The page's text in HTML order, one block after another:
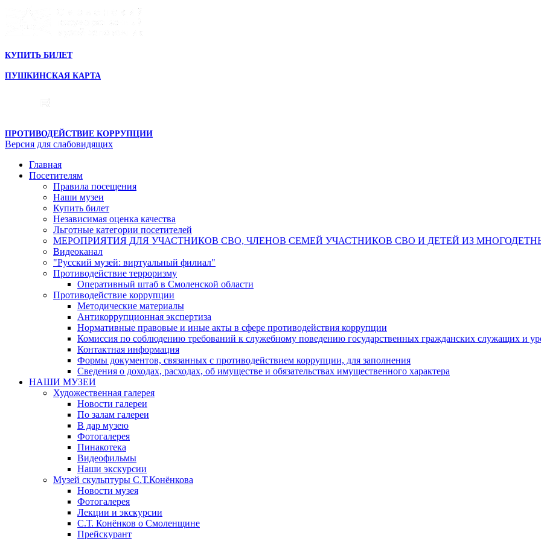
КУПИТЬ БИЛЕТ
ПУШКИНСКАЯ КАРТА
ПРОТИВОДЕЙСТВИЕ КОРРУПЦИИ
Версия для слабовидящих
Главная
Посетителям
Правила посещения
Наши музеи
Купить билет
Независимая оценка качества
Льготные категории посетителей
МЕРОПРИЯТИЯ ДЛЯ УЧАСТНИКОВ СВО, ЧЛЕНОВ СЕМЕЙ УЧАСТНИКОВ СВО И ДЕТЕЙ ИЗ
Видеоканал
"Русский музей: виртуальный филиал"
Противодействие терроризму
Оперативный штаб в Смоленской области
Противодействие коррупции
Методические материалы
Антикоррупционная экспертиза
Нормативные правовые и иные акты в сфере противодействия коррупции
Комиссия по соблюдению требований к служебному поведению государственных гражданских служащих и
Контактная информация
Формы документов, связанных с противодействием коррупции, для заполнения
Сведения о доходах, расходах, об имуществе и обязательствах имущественного характера
НАШИ МУЗЕИ
Художественная галерея
Новости галереи
По залам галереи
В дар музею
Фотогалерея
Пинакотека
Видеофильмы
Наши экскурсии
Музей скульптуры С.Т.Конёнкова
Новости музея
Фотогалерея
Лекции и экскурсии
С.Т. Конёнков о Смоленщине
Прейскурант